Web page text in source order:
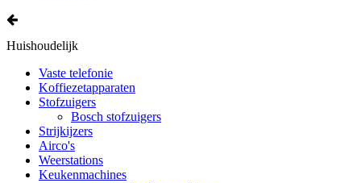
Huishoudelijk
Vaste telefonie
Koffiezetapparaten
Stofzuigers
Bosch stofzuigers
Strijkijzers
Airco's
Weerstations
Keukenmachines